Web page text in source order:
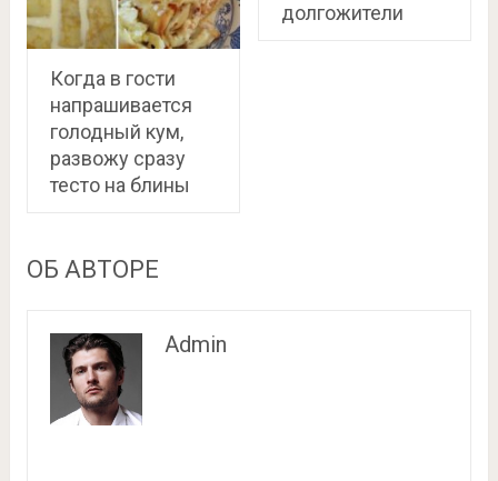
Когда в гости
напрашивается
голодный кум,
развожу сразу
тесто на блины
долгожители
ОБ АВТОРЕ
Admin